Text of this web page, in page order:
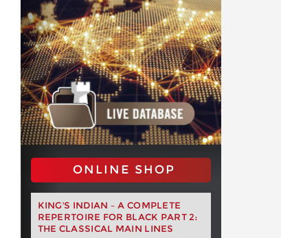
ONLINE SHOP
KING'S INDIAN – A COMPLETE
REPERTOIRE FOR BLACK PART 2:
THE CLASSICAL MAIN LINES